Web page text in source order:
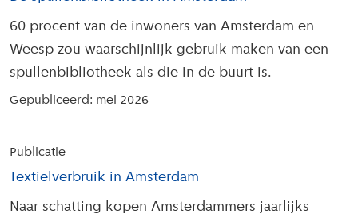
60 procent van de inwoners van Amsterdam en
Weesp zou waarschijnlijk gebruik maken van een
spullenbibliotheek als die in de buurt is.
Gepubliceerd: mei 2026
Textielverbruik in Amsterdam
Publicatie
Naar schatting kopen Amsterdammers jaarlijks